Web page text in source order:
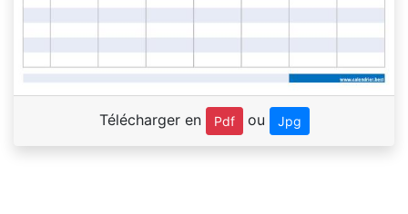
Télécharger en Pdf ou Jpg